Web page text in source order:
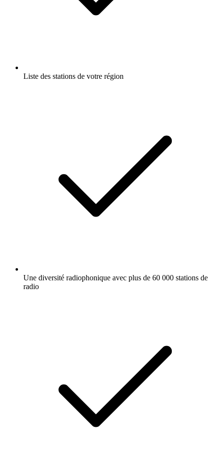
Liste des stations de votre région
Une diversité radiophonique avec plus de 60 000 stations de
radio